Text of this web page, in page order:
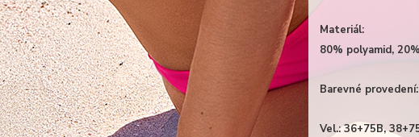
Materiál:
80% polyamid,
Barevné
Vel.: 36+75B,